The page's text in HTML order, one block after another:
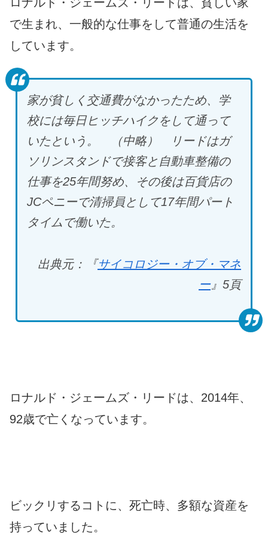
で生まれ、一般的な仕事をして普通の生活を
しています。
家が貧しく交通費がなかったため、学
校には毎日ヒッチハイクをして通って
いたという。 （中略） リードはガ
ソリンスタンドで接客と自動車整備の
仕事を25年間努め、その後は百貨店の
JCペニーで清掃員として17年間パート
タイムで働いた。
出典元：『サイコロジー・オブ・マネ
ー』5頁
ロナルド・ジェームズ・リードは、2014年、
92歳で亡くなっています。
ビックリするコトに、死亡時、多額な資産を
持っていました。